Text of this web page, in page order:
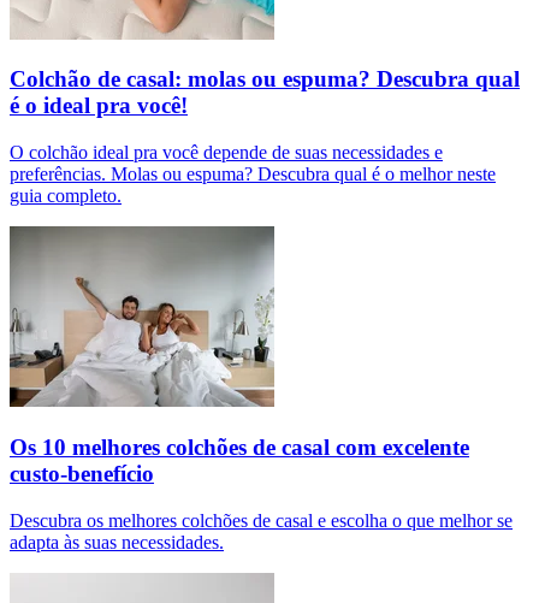
Colchão de casal: molas ou espuma? Descubra qual
é o ideal pra você!
O colchão ideal pra você depende de suas necessidades e
preferências. Molas ou espuma? Descubra qual é o melhor neste
guia completo.
Os 10 melhores colchões de casal com excelente
custo-benefício
Descubra os melhores colchões de casal e escolha o que melhor se
adapta às suas necessidades.